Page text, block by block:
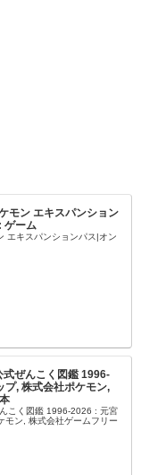
モン エキスパンション
ゲーム
エキスパンションパス|オン
ぜんこく図鑑 1996-
プ, 株式会社ポケモン,
こく図鑑 1996-2026 : 元宮
モン, 株式会社ゲームフリー